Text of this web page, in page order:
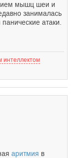
мышц шеи и
занималась
атаки.
интеллектом
аритмия в